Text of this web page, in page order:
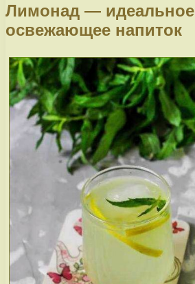
Лимонад — идеальное
освежающее напиток